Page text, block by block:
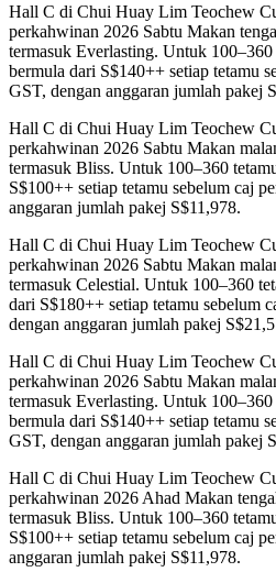
Hall C di Chui Huay Lim Teochew
perkahwinan 2026 Sabtu Makan
termasuk Everlasting. Untuk 100–360
bermula dari S$140++ setiap tetamu
GST, dengan anggaran jumlah pakej
Hall C di Chui Huay Lim Teochew
perkahwinan 2026 Sabtu Makan
termasuk Bliss. Untuk 100–360
S$100++ setiap tetamu sebelum caj
anggaran jumlah pakej S$11,978.
Hall C di Chui Huay Lim Teochew
perkahwinan 2026 Sabtu Makan
termasuk Celestial. Untuk 100–360
dari S$180++ setiap tetamu sebelum
dengan anggaran jumlah pakej
Hall C di Chui Huay Lim Teochew
perkahwinan 2026 Sabtu Makan
termasuk Everlasting. Untuk 100–360
bermula dari S$140++ setiap tetamu
GST, dengan anggaran jumlah pakej
Hall C di Chui Huay Lim Teochew
perkahwinan 2026 Ahad Makan
termasuk Bliss. Untuk 100–360
S$100++ setiap tetamu sebelum caj
anggaran jumlah pakej S$11,978.